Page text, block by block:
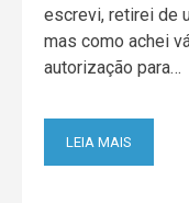
escrevi, retirei de
mas como achei
autorização para…
LEIA MAIS